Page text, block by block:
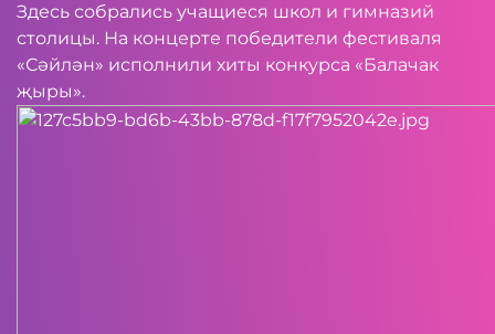
Здесь собрались учащиеся школ и гимназий
столицы. На концерте победители фестиваля
«Сәйлән» исполнили хиты конкурса «Балачак
җыры».